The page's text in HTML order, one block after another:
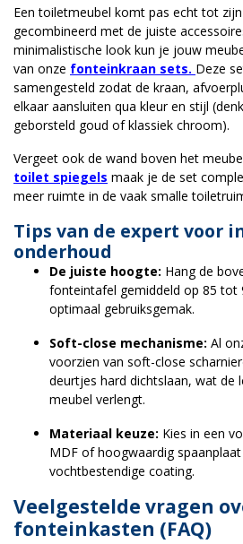
Een toiletmeubel komt pas echt tot
gecombineerd met de juiste
minimalistische look kun je jouw
van onze fonteinkraan sets. Deze
samengesteld zodat de kraan,
elkaar aansluiten qua kleur en stijl
geborsteld goud of klassiek chroom).
Vergeet ook de wand boven het
toilet spiegels maak je de set
meer ruimte in de vaak smalle
Tips van de expert voor
onderhoud
De juiste hoogte: Hang de
fonteintafel gemiddeld op 85
optimaal gebruiksgemak.
Soft-close mechanisme: Al
voorzien van soft-close
deurtjes hard dichtslaan, wat de
meubel verlengt.
Materiaal keuze: Kies in een
MDF of hoogwaardig
vochtbestendige coating.
Veelgestelde vragen
fonteinkasten (FAQ)